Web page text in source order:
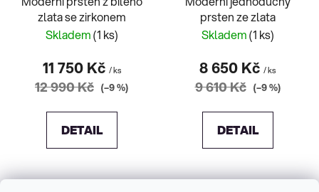
zlata se zirkonem
Skladem(1 ks)
11 750 Kč / ks
12 990 Kč (–9 %)
DETAIL
prsten ze zlata
Skladem(1 ks)
8 650 Kč / ks
9 610 Kč (–9 %)
DETAIL